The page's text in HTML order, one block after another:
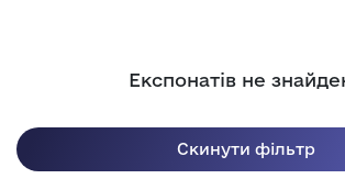
Експонатів не
Скинути фільтр